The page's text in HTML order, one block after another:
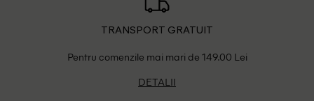
TRANSPORT GRATUIT
Pentru comenzile mai mari de 149.00 Lei
DETALII